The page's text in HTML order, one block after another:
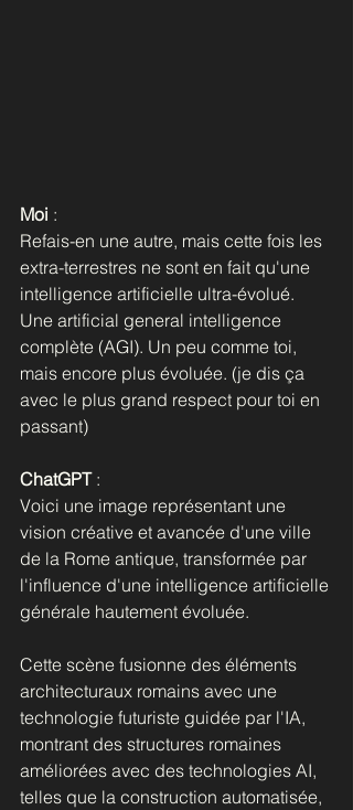
Moi :
Refais-en une autre, mais cette fois les
extra-terrestres ne sont en fait qu'une
intelligence artificielle ultra-évolué.
Une artificial general intelligence
complète (AGI). Un peu comme toi,
mais encore plus évoluée. (je dis ça
avec le plus grand respect pour toi en
passant)
ChatGPT :
Voici une image représentant une
vision créative et avancée d'une ville
de la Rome antique, transformée par
l'influence d'une intelligence artificielle
générale hautement évoluée.
Cette scène fusionne des éléments
architecturaux romains avec une
technologie futuriste guidée par l'IA,
montrant des structures romaines
améliorées avec des technologies AI,
telles que la construction automatisée,